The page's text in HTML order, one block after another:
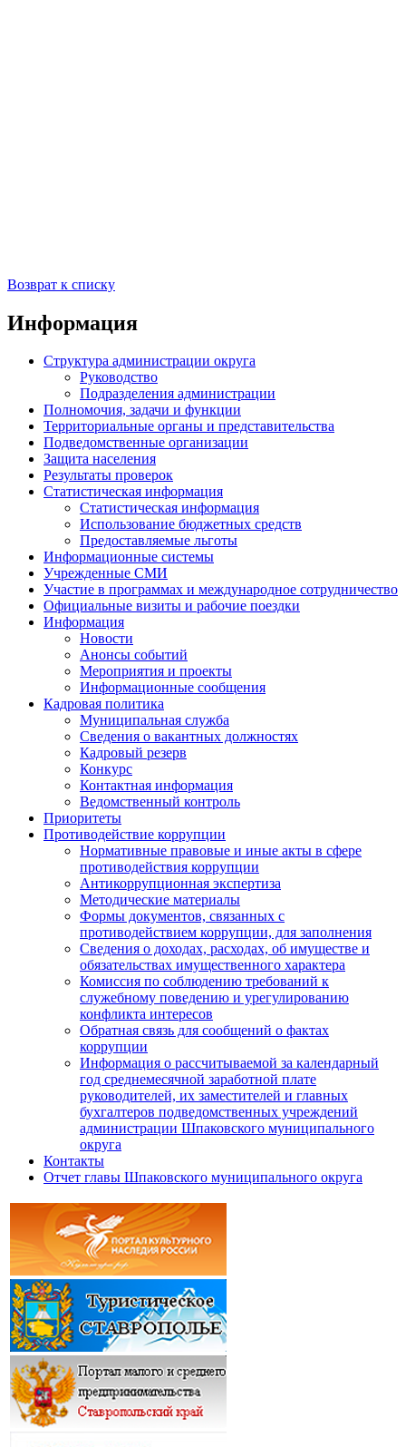
Возврат к списку
Информация
Структура администрации округа
Руководство
Подразделения администрации
Полномочия, задачи и функции
Территориальные органы и представительства
Подведомственные организации
Защита населения
Результаты проверок
Статистическая информация
Статистическая информация
Использование бюджетных средств
Предоставляемые льготы
Информационные системы
Учрежденные СМИ
Участие в программах и международное сотрудничество
Официальные визиты и рабочие поездки
Информация
Новости
Анонсы событий
Мероприятия и проекты
Информационные сообщения
Кадровая политика
Муниципальная служба
Сведения о вакантных должностях
Кадровый резерв
Конкурс
Контактная информация
Ведомственный контроль
Приоритеты
Противодействие коррупции
Нормативные правовые и иные акты в сфере
противодействия коррупции
Антикоррупционная экспертиза
Методические материалы
Формы документов, связанных с
противодействием коррупции, для заполнения
Сведения о доходах, расходах, об имуществе и
обязательствах имущественного характера
Комиссия по соблюдению требований к
служебному поведению и урегулированию
конфликта интересов
Обратная связь для сообщений о фактах
коррупции
Информация о рассчитываемой за календарный
год среднемесячной заработной плате
руководителей, их заместителей и главных
бухгалтеров подведомственных учреждений
администрации Шпаковского муниципального
округа
Контакты
Отчет главы Шпаковского муниципального округа